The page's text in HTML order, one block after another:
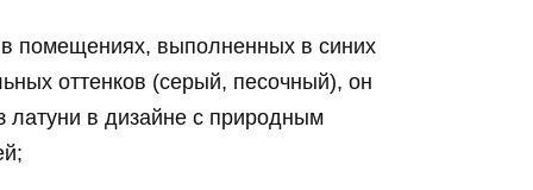
в помещениях, выполненных в синих
оттенков (серый, песочный), он
латуни в дизайне с природным